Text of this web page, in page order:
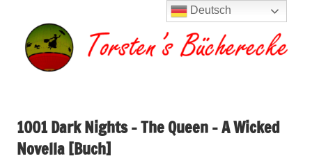
springen
1001 Dark Nights – The Queen – A Wicked
Novella [Buch]
Deutsch